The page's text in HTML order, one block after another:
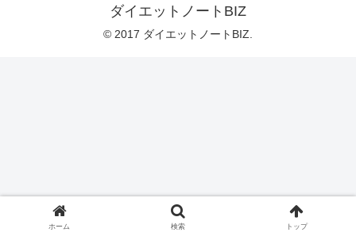
ダイエットノートBIZ
© 2017 ダイエットノートBIZ.
ホーム 検索 トップ